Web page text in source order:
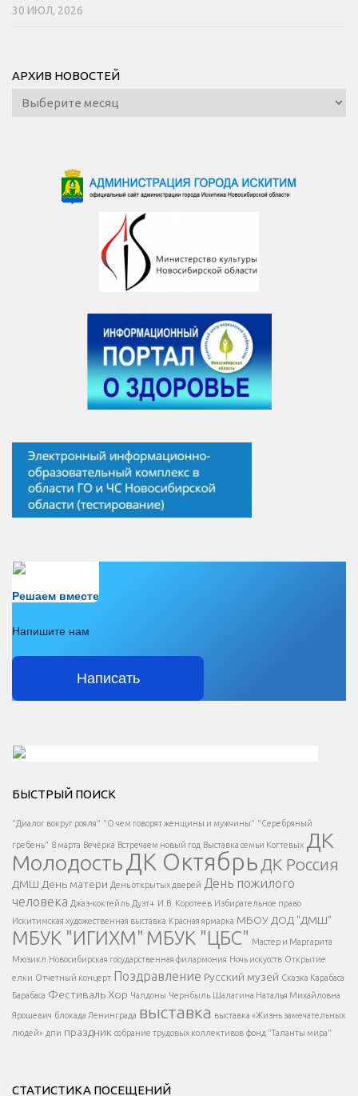
30 ИЮЛ, 2026
АРХИВ НОВОСТЕЙ
Архив
новостей
Решаем вместе
Напишите нам
Написать
Есть вопрос?
Напишите нам
</span >
Написать
</button >
</div >
</div > </div >
БЫСТРЫЙ ПОИСК
"Диалог вокруг рояля" "О чем говорят женщины и мужчины" "Серебряный
гребень" 8 марта Вечёрка Встречаем новый год Выставка семьи Когтевых ДК
МолодостьДК Октябрь ДК Россия
ДМШ День матери День открытых дверей День пожилого
человека Джаз-коктейль Дуэт+ И.В. Коротеев Избирательное право
Искитимская художественная выставка Красная ярмарка МБОУ ДОД "ДМШ"
МБУК "ИГИХМ" МБУК "ЦБС" Мастер и Маргарита
Мюзикл Новосибирская государственная филармония Ночь искусств Открытие
елки Отчетный концерт Поздравление Русский музей Сказка Карабаса
Барабаса Фестиваль Хор Чалдоны Чернбыль Шалагина Наталья Михайловна
Ярошевич блокада Ленинграда выставка выставка «Жизнь замечательных
людей» дпи праздник собрание трудовых коллективов фонд "Таланты мира"
СТАТИСТИКА ПОСЕЩЕНИЙ